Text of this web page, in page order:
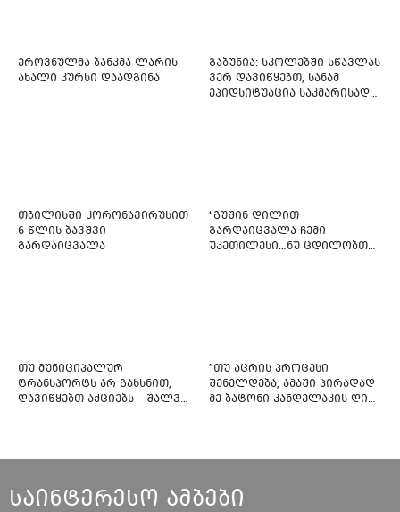
ეროვნულმა ბანკმა ლარის
ახალი კურსი დაადგინა
გაბუნია: სკოლებში სწავლას
ვერ დავიწყებთ, სანამ
ეპიდსიტუაცია საკმარისად
თბილისში კორონავირუსით
6 წლის ბავშვი
გარდაიცვალა
“გუშინ დილით
გარდაიცვალა ჩემი
უკეთილესი…ნუ ცდილობთ
თუ მუნიციპალურ
ტრანსპორტს არ გახსნით,
დავიწყებთ აქციებს - შალვა
"თუ აცრის პროცესი
შენელდება, ამაში პირადად
მე ბატონი კანდელაკის დიდ
საინტერესო ამბები